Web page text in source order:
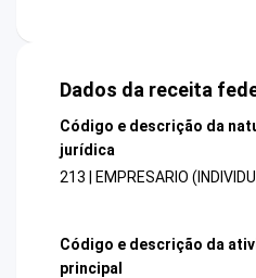
Dados da receita
Código e descrição da
jurídica
213 | EMPRESARIO
Código e descrição da
principal